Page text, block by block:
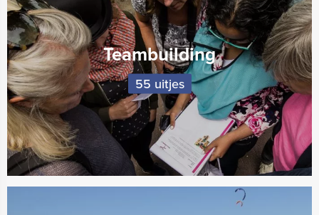
Teambuilding
55 uitjes